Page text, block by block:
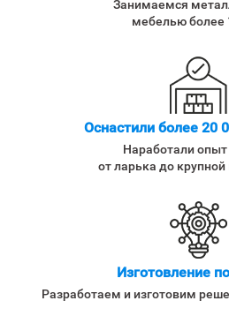
Занимаемся
мебелью более
Оснастили более 20
Наработали
от ларька до
Изготовление
Разработаем и изготовим